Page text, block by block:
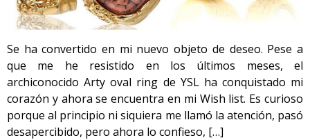
Se ha convertido en mi nuevo objeto de deseo. Pese a
que me he resistido en los últimos meses, el
archiconocido Arty oval ring de YSL ha conquistado mi
corazón y ahora se encuentra en mi Wish list. Es curioso
porque al principio ni siquiera me llamó la atención, pasó
desapercibido, pero ahora lo confieso, […]